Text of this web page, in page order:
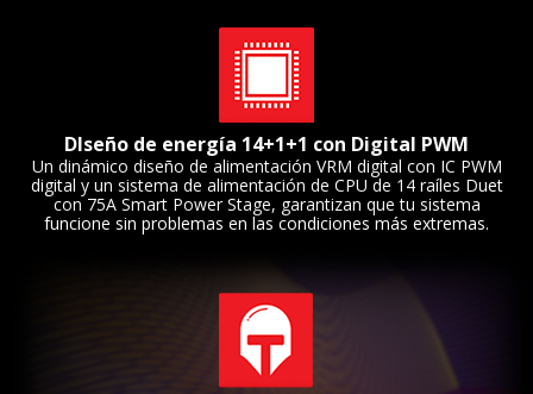
DIseño de energía 14+1+1 con Digital PWM
Un dinámico diseño de alimentación VRM digital con IC PWM
digital y un sistema de alimentación de CPU de 14 raíles Duet
con 75A Smart Power Stage, garantizan que tu sistema
funcione sin problemas en las condiciones más extremas.